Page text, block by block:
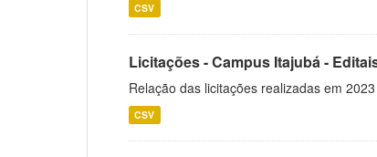
CSV
Licitações - Campus Itajubá -
Relação das licitações realizadas em
CSV